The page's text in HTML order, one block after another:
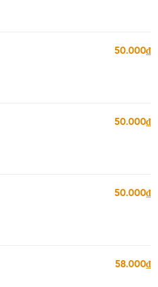
50.000₫
50.000₫
50.000₫
58.000₫